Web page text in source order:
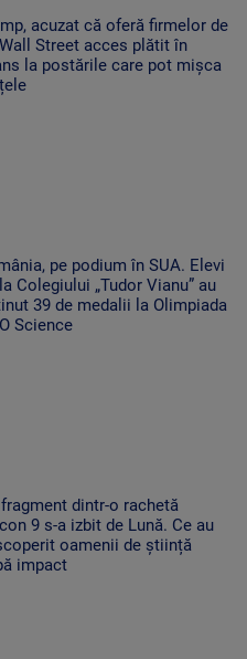
acuzat că oferă firmelor de
Street acces plătit în
la postările care pot mișca
pe podium în SUA. Elevi
Colegiului „Tudor Vianu” au
39 de medalii la Olimpiada
Science
dintr-o rachetă
9 s-a izbit de Lună. Ce au
oamenii de știință
impact